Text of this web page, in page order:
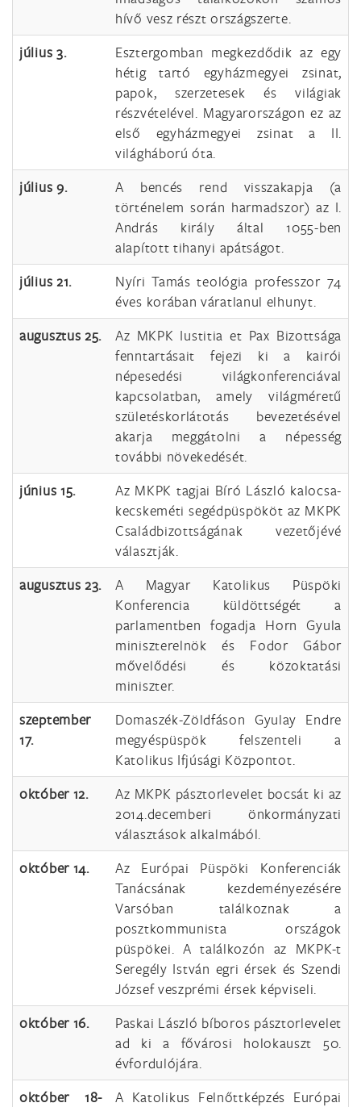
hívő vesz részt országszerte.
július 3.
Esztergomban megkezdődik az egy
hétig tartó egyházmegyei zsinat,
papok, szerzetesek és világiak
részvételével. Magyarországon ez az
első egyházmegyei zsinat a II.
világháború óta.
július 9.
A bencés rend visszakapja (a
történelem során harmadszor) az I.
András király által 1055-ben
alapított tihanyi apátságot.
július 21.
Nyíri Tamás teológia professzor 74
éves korában váratlanul elhunyt.
augusztus 25.
Az MKPK Iustitia et Pax Bizottsága
fenntartásait fejezi ki a kairói
népesedési világkonferenciával
kapcsolatban, amely világméretű
születéskorlátotás bevezetésével
akarja meggátolni a népesség
további növekedését.
június 15.
Az MKPK tagjai Bíró László kalocsa-
kecskeméti segédpüspököt az MKPK
Családbizottságának vezetőjévé
választják.
augusztus 23.
A Magyar Katolikus Püspöki
Konferencia küldöttségét a
parlamentben fogadja Horn Gyula
miniszterelnök és Fodor Gábor
mővelődési és közoktatási
miniszter.
szeptember
17.
Domaszék-Zöldfáson Gyulay Endre
megyéspüspök felszenteli a
Katolikus Ifjúsági Központot.
október 12.
Az MKPK pásztorlevelet bocsát ki az
2014.decemberi önkormányzati
választások alkalmából.
október 14.
Az Európai Püspöki Konferenciák
Tanácsának kezdeményezésére
Varsóban találkoznak a
posztkommunista országok
püspökei. A találkozón az MKPK-t
Seregély István egri érsek és Szendi
József veszprémi érsek képviseli.
október 16.
Paskai László bíboros pásztorlevelet
ad ki a fővárosi holokauszt 50.
évfordulójára.
október 18-
A Katolikus Felnőttképzés Európai